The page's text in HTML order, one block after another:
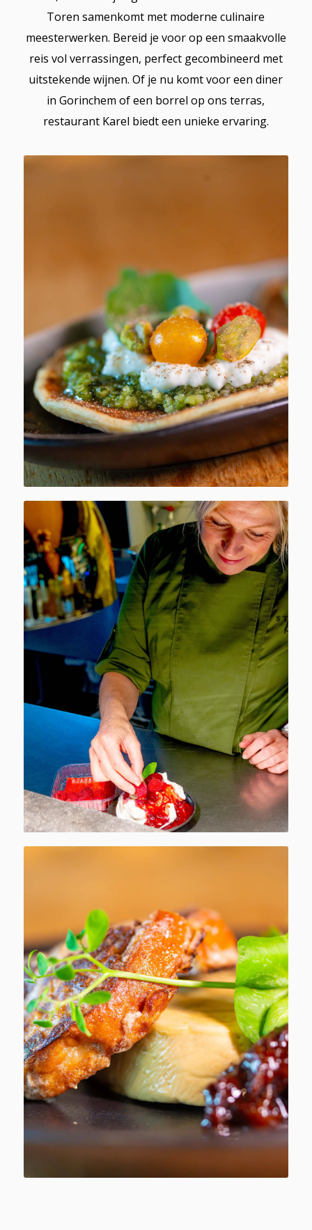
Toren samenkomt met moderne culinaire
meesterwerken. Bereid je voor op een smaakvolle
reis vol verrassingen, perfect gecombineerd met
uitstekende wijnen. Of je nu komt voor een diner
in Gorinchem of een borrel op ons terras,
restaurant Karel biedt een unieke ervaring.